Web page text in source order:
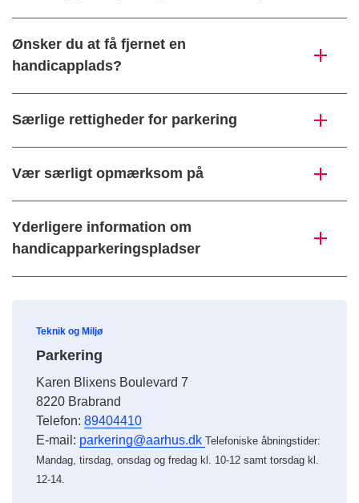
Ønsker du at få fjernet en
handicapplads?
Særlige rettigheder for parkering
Vær særligt opmærksom på
Yderligere information om
handicapparkeringspladser
Teknik og Miljø
Parkering
Karen Blixens Boulevard 7
8220 Brabrand
Telefon: 89404410
E-mail: parkering@aarhus.dk Telefoniske åbningstider:
Mandag, tirsdag, onsdag og fredag kl. 10-12 samt torsdag kl.
12-14.